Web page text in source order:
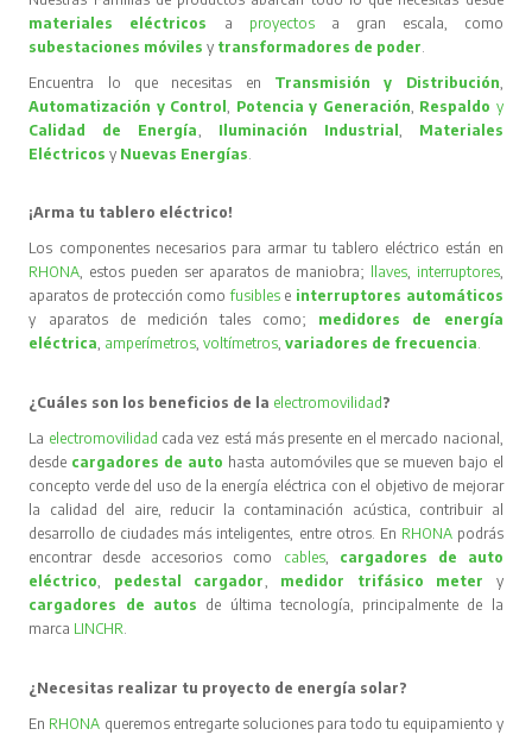
materiales eléctricos
a proyectos
a gran escala, como
subestaciones móvilesy transformadores de poder.
Encuentra lo que necesitas en Transmisión y Distribución,
Automatización y Control, Potencia y Generación, Respaldo y
Calidad de Energía, Iluminación Industrial , Materiales
Eléctricos y Nuevas Energías.
¡Arma tu tablero eléctrico!
Los componentes necesarios para armar tu tablero eléctrico están en
RHONA, estos pueden ser aparatos de maniobra; llaves, interruptores,
aparatos de protección comofusibles e interruptores automáticos
y aparatos de medición tales como; medidores de energía
eléctrica, amperímetros,voltímetros,variadores de frecuencia.
¿Cuáles son los beneficios de la electromovilidad ?
La electromovilidad cada vez está más presente en el mercado nacional,
desde cargadores de auto hasta automóviles que se mueven bajo el
concepto verde del uso de la energía eléctrica con el objetivo de mejorar
la calidad del aire, reducir la contaminación acústica, contribuir al
desarrollo de ciudades más inteligentes, entre otros. En RHONA podrás
encontrar desde accesorios como cables, cargadores de auto
eléctrico, pedestal cargador, medidor trifásico meter
y
cargadores de autos de última tecnología, principalmente de la
marca LINCHR.
¿Necesitas realizar tu proyecto de energía solar?
En RHONA queremos entregarte soluciones para todo tu equipamiento y